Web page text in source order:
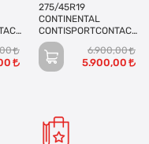
275/45R19
CONTINENTAL
CONTISPORTCONTACT
5 SUV 108V
6.900,00
5.900,00